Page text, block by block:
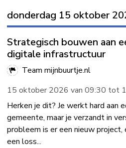
donderdag 15 oktober
Strategisch bouwen aan
digitale infrastructuur
Team mijnbuurtje.nl
15 oktober 2026 van 09:30 tot
Herken je dit? Je werkt hard aan
gemeente, maar je verzandt in
probleem is er een nieuw
een loss...